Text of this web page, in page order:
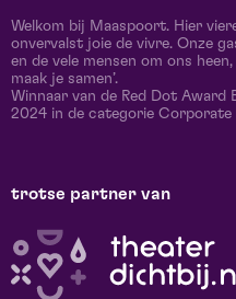
Welkom bij Maaspoort. Hier
onvervalst joie de vivre. Onze
en de vele mensen om ons
maak je samen’.
Winnaar van de Red Dot Award
2024 in de categorie Corporate
trotse partner van